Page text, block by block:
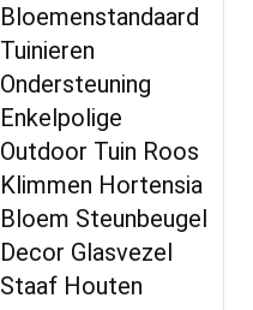
Bloemenstandaard
Tuinieren
Ondersteuning
Enkelpolige
Outdoor Tuin Roos
Klimmen Hortensia
Bloem Steunbeugel
Decor Glasvezel
Staaf Houten